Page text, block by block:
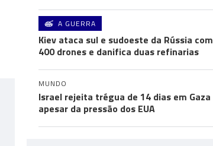
A GUERRA
Kiev ataca sul e sudoeste da Rússia com
400 drones e danifica duas refinarias
MUNDO
Israel rejeita trégua de 14 dias em Gaza
apesar da pressão dos EUA